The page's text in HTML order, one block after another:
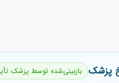
پزشک بازبینی‌شده توسط پزشک